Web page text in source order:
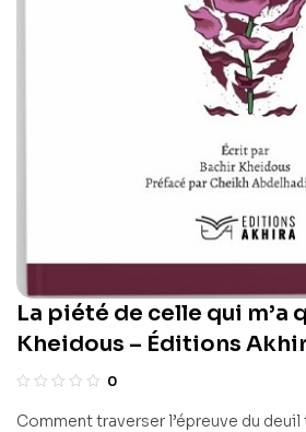
La piété de celle qui m’a
Kheidous – Éditions
0
Comment traverser l’épreuve du